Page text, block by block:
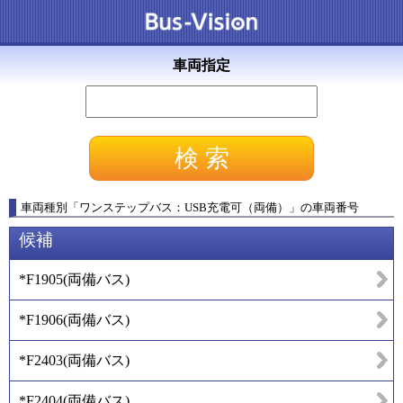
車両指定
車両種別 「 ワンステップバス：USB充電可（両備） 」 の車両番号
候補
*F1905(両備バス)
*F1906(両備バス)
*F2403(両備バス)